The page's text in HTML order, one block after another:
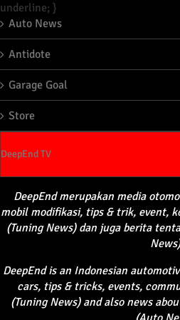
underline; }
Auto News
Antidote
Garage Goal
Store
DeepEnd TV
DeepEnd merupakanmedia
mobil modifikasi, tips & trik, event,
(Tuning News) dan juga berita
DeepEndis an Indonesian
cars, tips & tricks, events,
(Tuning News) and also news